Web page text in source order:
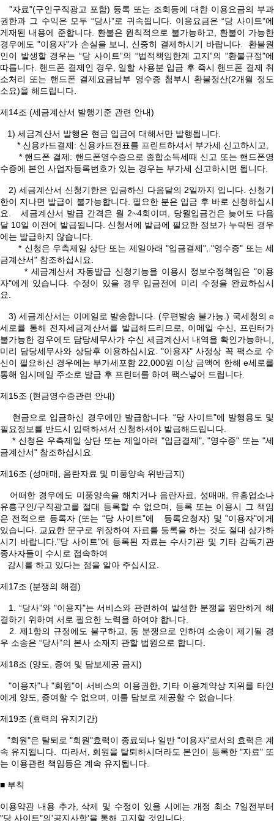
"자료"(구인구직광고 포함) 등록 또는 조회등에 대한 이용요금의 부과
권한과 그 수익은 모두 “당사”로 귀속됩니다. 이용요금은 “당 사이트”에
게재된 내용에 준합니다. 환불은 원칙적으로 불가능하고, 환불이 가능한
경우에도 "이용자"가 손실을 보니, 신중히 결제하시기 바랍니다. 환불원
인이 발생할 경우는 “당 사이트”의 “법적책임한계 고지”의 "환불규정"에
따릅니다. 핸드폰 결제인 경우, 일할 사용분 입금 후 즉시 핸드폰 결제 취
소처리 또는 핸드폰 결제요금납부 영수증 첨부시 환불정산(2개월 정도
소요)을 해드립니다.
제14조 (세금계산서 발행기준 관련 안내)
1) 세금계산서 발행은 현금 입금에 대해서만 발행됩니다.
* 신용카드결제: 신용카드전표를 프린트하셔서 부가세 신고하시고,
* 핸드폰 결제: 핸드폰영수증으로 종합소득세때 신고 또는 핸드폰영
수증에 본인 사업자등록번호가 있는 경우는 부가세 신고하시면 됩니다.
2) 세금계산서 신청기한은 입금하신 다음달의 2일까지 입니다. 신청기
한이 지나면 발급이 불가능합니다. 필요한 분은 입금 후 바로 신청하십시
요. 세금계산서 발급 간격은 월 2~4회이며, 당월입금건은 늦어도 다음
달 10일 이전에 발급됩니다. 신청서에 발급에 필요한 정보가 누락된 경우
에는 발급하지 않습니다.
* 신청은 우측제일 상단 또는 제일아래 "입금결제", "영수증" 또는 세
금계산서" 참조하십시요.
* 세금계산서 자동발급 신청기능을 이용시 정보수정책임은 "이용
자"에게 있습니다. 수정이 있을 경우 입금전에 미리 수정을 완료하십시
요.
3) 세금계산서는 이메일로 발송합니다. (우편발송 불가능.) 국세청의 e
세로를 통해 전자세금계산서를 발급해드리므로, 이메일 수신, 프린터가
불가능한 경우에도 담당세무사가 수신 세금계산서 내역을 확인가능하니,
미리 담당세무사와 상담후 이용하십시요. "이용자" 사정상 꼭 팩스로 수
신이 필요하신 경우에는 부가세포함 22,000원 이상 금액에 한해 e세로를
통해 임시메일 주소로 발급 후 프린터를 하여 팩스넣어 드립니다.
제15조 (현금영수증관련 안내)
현금으로 입금하신 경우에만 발급합니다. “당 사이트"에 발행용도 및
필요정보를 반드시 입력하셔서 신청하셔야 발급해드립니다.
* 신청은 우측제일 상단 또는 제일아래 "입금결제", "영수증" 또는 "세
금계산서" 참조하십시요.
제16조 (성매매, 음란자료 및 미풍양속 위반금지)
어떠한 경우에도 미풍양속을 해치거나 음란자료, 성매매, 유흥업소나
유흥구인/구직광고를 절대 등록할 수 없으며, 등록 또는 이용시 그 책임
은 전적으로 등록자 (또는 “당 사이트”에 등록요청자) 및 "이용자"에게
있습니다. 교묘한 문구로 위장하여 자료를 등록을 하는 것도 절대 삼가하
시기 바랍니다."당 사이트"에 등록된 자료는 수사기관 및 기타 감독기관
종사자들이 수시로 접속하여
감시를 하고 있다는 점을 알아 주십시요.
제17조 (분쟁의 해결)
1. “당사”와 "이용자"는 서비스와 관련하여 발생한 분쟁을 원만하게 해
결하기 위하여 서로 필요한 노력을 하여야 합니다.
2. 제1항의 규정에도 불구하고, 동 분쟁으로 인하여 소송이 제기될 경
우 소송은 “당사”의 본사 소재지 관할 법원으로 합니다.
제18조 (양도, 증여 및 담보제공 금지)
"이용자"나 "회원"이 서비스의 이용권한, 기타 이용계약상 지위를 타인
에게 양도, 증여할 수 없으며, 이를 담보로 제공할 수 없습니다.
제19조 (효력의 유지기간)
"회원"은 탈퇴로 "회원"효력이 종료되나 일반 "이용자"로서의 효력은 계
속 유지됩니다. 따라서, 회원을 탈퇴하시더라도 본인이 등록한 "자료" 또
는 이용관련 책임등은 계속 유지됩니다.
■ 부칙
이용약관 내용 추가, 삭제 및 수정이 있을 시에는 개정 최소 7일전부터
"당 사이트"의'공지사항'을 통해 고지할 것입니다.